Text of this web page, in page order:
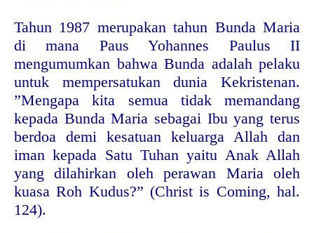
Tahun 1987 merupakan tahun Bunda Maria
di mana Paus Yohannes Paulus II
mengumumkan bahwa Bunda adalah pelaku
untuk mempersatukan dunia Kekristenan.
”Mengapa kita semua tidak memandang
kepada Bunda Maria sebagai Ibu yang terus
berdoa demi kesatuan keluarga Allah dan
iman kepada Satu Tuhan yaitu Anak Allah
yang dilahirkan oleh perawan Maria oleh
kuasa Roh Kudus?” (Christ is Coming, hal.
124).